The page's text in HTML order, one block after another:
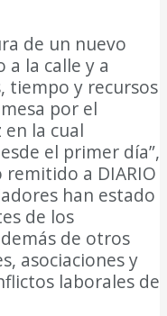
de un nuevo
a la calle y a
tiempo y recursos
por el
en la cual
el primer día”,
a DIARIO
han estado
de los
de otros
asociaciones y
laborales de